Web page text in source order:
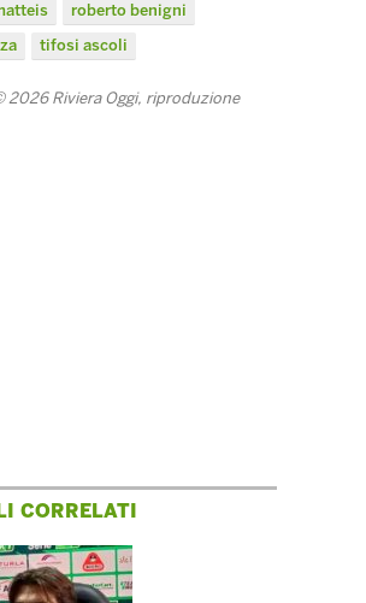
roberto benigni
tifosi ascoli
2026 Riviera Oggi, riproduzione
CORRELATI